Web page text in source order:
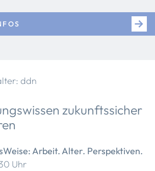
ddn
zukunftssicher
Arbeit. Alter. Perspektiven.
Uhr